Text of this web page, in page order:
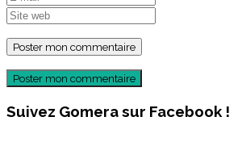
Poster mon commentaire
Suivez Gomera sur Facebook !